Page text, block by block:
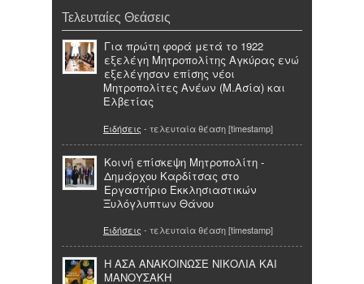
Τελευταίες Θεάσεις
Για πρώτη φορά μετά το 1922
εξελέγη Μητροπολίτης Αγκύρας ενώ
εξελέγησαν επίσης νέοι
Μητροπολίτες Ανέων (Μ.Ασία) και
Ελβετίας
Ειδήσεις - τελευταία θέαση [timestamp]
Κοινή επίσκεψη Μητροπολίτη -
Δημάρχου Καρδίτσας στο
Εργαστήριο Εκκλησιαστικών
Ξυλόγλυπτων Θάνου
Ειδήσεις - τελευταία θέαση [timestamp]
Η ΑΣΑ ΑΝΑΚΟΙΝΩΣΕ ΝΙΚΟΛΙΑ ΚΑΙ
ΜΑΝΟΥΣΑΚΗ